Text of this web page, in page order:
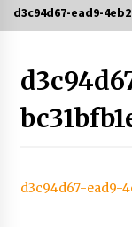
16/07/2026
Gazeta Kallarati nr.
07/07/2026
“JANINËS Ç’I PANË
d3c94d67-ead9-
d3c94d67-ead9-